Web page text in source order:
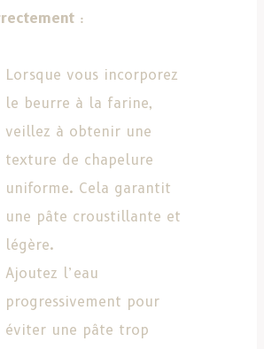
:
Lorsque vous incorporez
le beurre à la farine,
veillez à obtenir une
texture de chapelure
uniforme. Cela garantit
une pâte croustillante et
légère.
Ajoutez l’eau
progressivement pour
éviter une pâte trop